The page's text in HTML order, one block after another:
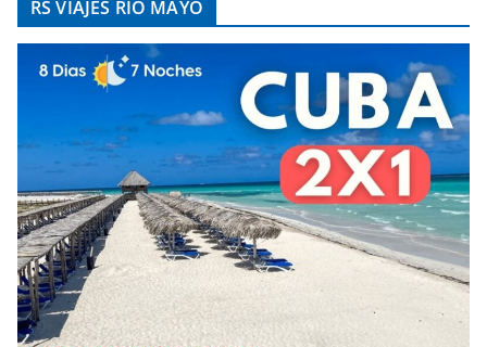
RS VIAJES RÍO MAYO